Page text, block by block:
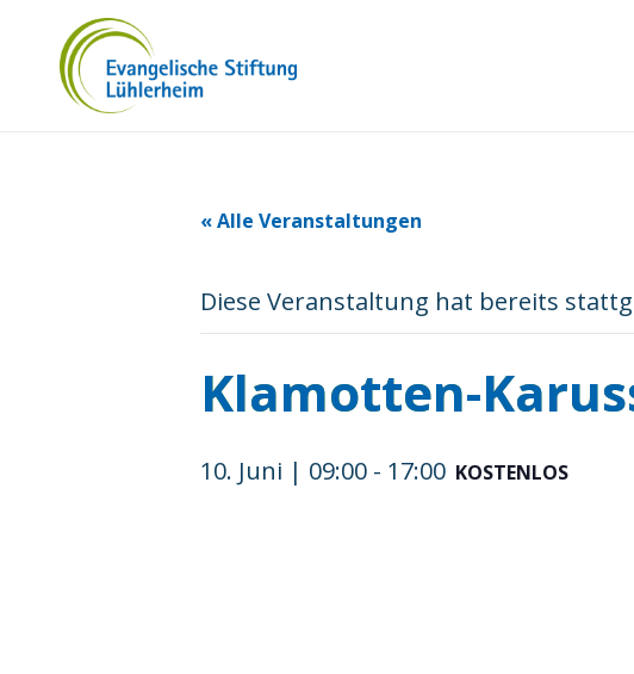
« Alle Veranstaltungen
Diese Veranstaltung hat bereits
Klamotten-
10. Juni | 09:00 - 17:00 KOSTENLOS